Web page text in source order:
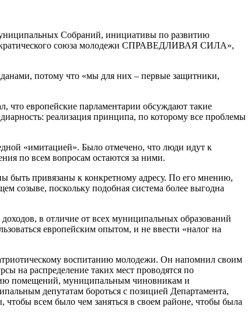
Собраний, инициативы по развитию
союза молодежи СПРАВЕДЛИВАЯ СИЛА»,
потому что «мы для них – первые защитники,
что европейские парламентарии обсуждают такие
реализация принципа, по которому все проблемы
«имитацией». Было отмечено, что люди идут к
по всем вопросам остаются за ними.
быть привязаны к конкретному адресу. По его мнению,
созыве, поскольку подобная система более выгодна
в отличие от всех муниципальных образований
европейским опытом, и не ввести «налог на
воспитанию молодежи. Он напомнил своим
на распределение таких мест проводятся по
помещений, муниципальным чиновникам и
депутатам бороться с позицией Департамента,
всем было чем заняться в своем районе, чтобы была